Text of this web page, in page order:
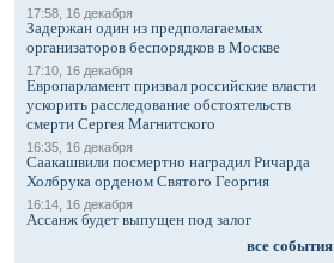
17:58, 16 декабря
Задержан один из предполагаемых
организаторов беспорядков в Москве
17:10, 16 декабря
Европарламент призвал российские власти
ускорить расследование обстоятельств
смерти Сергея Магнитского
16:35, 16 декабря
Саакашвили посмертно наградил Ричарда
Холбрука орденом Святого Георгия
16:14, 16 декабря
Ассанж будет выпущен под залог
все события